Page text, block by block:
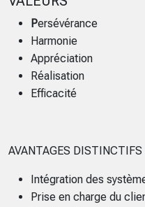
Persévérance
Harmonie
Appréciation
Réalisation
Efficacité
AVANTAGES DISTINCTIFS
Intégration des
Prise en charge du